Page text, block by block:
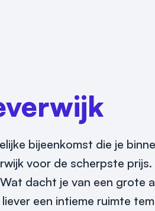
bijeenkomst die je
voor de scherpste
dacht je van een grote
een intieme ruimte